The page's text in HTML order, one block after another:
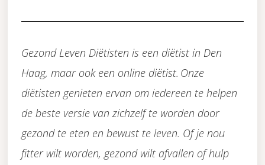
Gezond Leven Diëtisten is een diëtist in Den
Haag, maar ook een online diëtist. Onze
diëtisten genieten ervan om iedereen te helpen
de beste versie van zichzelf te worden door
gezond te eten en bewust te leven. Of je nou
fitter wilt worden, gezond wilt afvallen of hulp